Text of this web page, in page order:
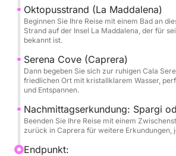
Treibstoffkosten sind nicht
Auf dieser Tour besuchen Sie die
des La-Maddalena-Archipels:
Caprera
Budelli, Santa Maria, Razzoli
Spargi
Oktopusstrand (La Maddalena)
Beginnen Sie Ihre Reise mit einem Bad an
Strand auf der Insel La Maddalena, der für
bekannt ist.
Serena Cove (Caprera)
Dann begeben Sie sich zur ruhigen Cala
friedlichen Ort mit kristallklarem Wasser,
und Entspannen.
Nachmittagserkundung: Spargi
Beenden Sie Ihre Reise mit einem
zurück in Caprera für weitere Erkundungen,
Endpunkt: